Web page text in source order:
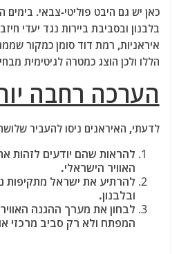
כאן יש גם היבט פוליטי-צבאי.
בלבנון ובסביבת ביירות נגד יעדי
איראניות, רמת דוד סומן כמקור
הללו ולכן הוצג כמטרה לגיטימית
הערכה רחבה
לדעתי, האיראנים ניסו להעביר
להראות שהם יודעים לזהות
האוויר הישראלי.
להרתיע את ישראל מתקיפות
ובלבנון.
לבחון את מערך ההגנה
המפתח ולא רק סביב מרכזי